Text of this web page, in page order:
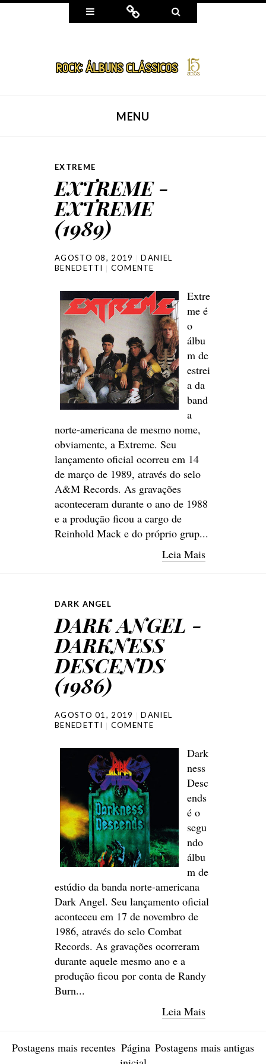
Widgets Connect
MENU
EXTREME
EXTREME -
EXTREME
(1989)
AGOSTO 08, 2019
DANIEL
BENEDETTI
COMENTE
Extre
me é
o
álbu
m de
estrei
a da
band
a
norte-americana de mesmo nome,
obviamente, a Extreme. Seu
lançamento oficial ocorreu em 14
de março de 1989, através do selo
A&M Records. As gravações
aconteceram durante o ano de 1988
e a produção ficou a cargo de
Reinhold Mack e do próprio grup...
Leia Mais
DARK ANGEL
DARK ANGEL -
DARKNESS
DESCENDS
(1986)
AGOSTO 01, 2019
DANIEL
BENEDETTI
COMENTE
Dark
ness
Desc
ends
é o
segu
ndo
álbu
m de
estúdio da banda norte-americana
Dark Angel. Seu lançamento oficial
aconteceu em 17 de novembro de
1986, através do selo Combat
Records. As gravações ocorreram
durante aquele mesmo ano e a
produção ficou por conta de Randy
Burn...
Leia Mais
Postagens mais recentes Postagens mais antigas
Página